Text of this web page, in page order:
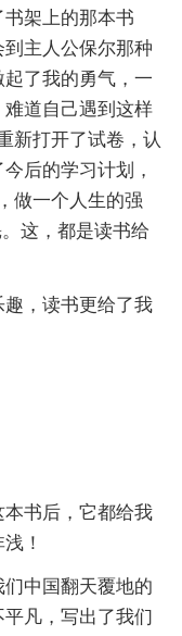
架上的那本书
到主人公保尔那种
了我的勇气，一
道自己遇到这样
新打开了试卷，认
后的学习计划，
做一个人生的强
这，都是读书给
，读书更给了我
书后，它都给我
！
中国翻天覆地的
凡，写出了我们